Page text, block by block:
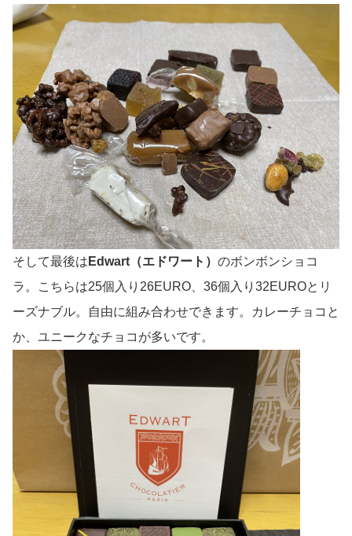
そして最後は Edwart（エドワート） のボンボンショコ
ラ。こちらは25個入り26EURO、36個入り32EUROとリ
ーズナブル。自由に組み合わせできます。カレーチョコと
か、ユニークなチョコが多いです。